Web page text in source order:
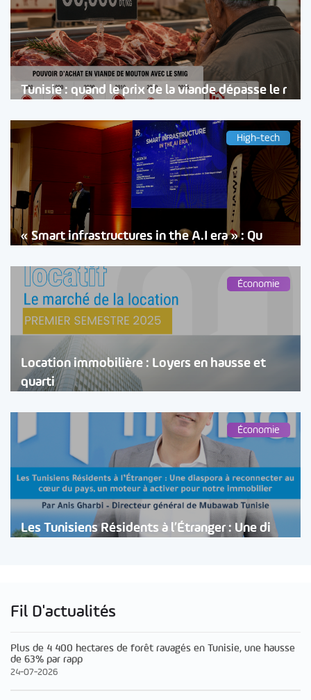
Tunisie : quand le prix de la viande dépasse le r
High-tech
« Smart infrastructures in the A.I era » : Qu
Économie
Location immobilière : Loyers en hausse et
quarti
Économie
Les Tunisiens Résidents à l’Étranger : Une di
Fil D'actualités
Plus de 4 400 hectares de forêt ravagés en Tunisie, une hausse
de 63% par rapp
24-07-2026